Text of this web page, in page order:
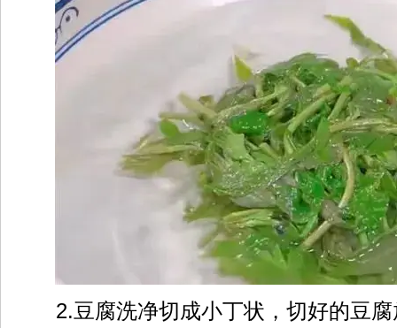
2.豆腐洗净切成小丁状，切好的豆